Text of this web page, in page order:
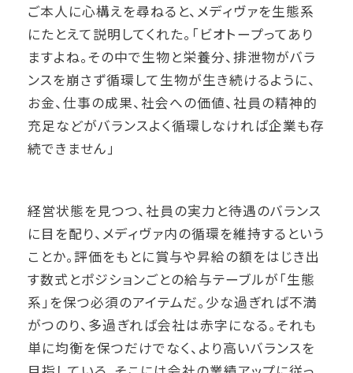
ご本人に心構えを尋ねると、メディヴァを生態系
にたとえて説明してくれた。「ビオトープってあり
ますよね。その中で生物と栄養分、排泄物がバラ
ンスを崩さず循環して生物が生き続けるように、
お金、仕事の成果、社会への価値、社員の精神的
充足などがバランスよく循環しなければ企業も存
続できません」
経営状態を見つつ、社員の実力と待遇のバランス
に目を配り、メディヴァ内の循環を維持するという
ことか。評価をもとに賞与や昇給の額をはじき出
す数式とポジションごとの給与テーブルが「生態
系」を保つ必須のアイテムだ。少な過ぎれば不満
がつのり、多過ぎれば会社は赤字になる。それも
単に均衡を保つだけでなく、より高いバランスを